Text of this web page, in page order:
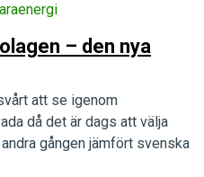
– den nya
att se igenom
då det är dags att välja
gången jämfört svenska